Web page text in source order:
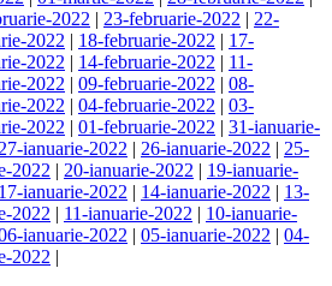
2022 | 23-februarie-2022 | 22-
2022 | 18-februarie-2022 | 17-
2022 | 14-februarie-2022 | 11-
2022 | 09-februarie-2022 | 08-
2022 | 04-februarie-2022 | 03-
2022 | 01-februarie-2022 | 31-ianuarie-
27-ianuarie-2022 | 26-ianuarie-2022 | 25-
2022 | 20-ianuarie-2022 | 19-ianuarie-
17-ianuarie-2022 | 14-ianuarie-2022 | 13-
2022 | 11-ianuarie-2022 | 10-ianuarie-
ianuarie-2022 | 05-ianuarie-2022 | 04-
2022 |